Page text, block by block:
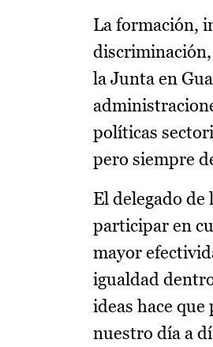
La formación,
discriminación,
la Junta en
políticas
pero siempre
El delegado de
participar en
mayor
igualdad
ideas hace
nuestro día a